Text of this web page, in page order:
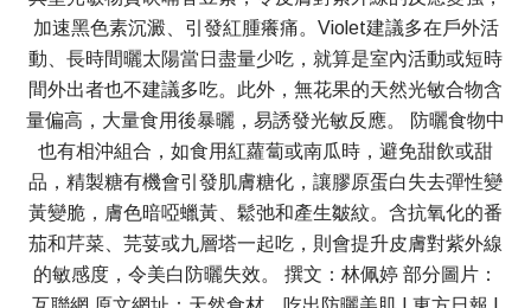
加速黑色素沉澱、引發紅腫癢痛。Violet建議多在戶外活
動、長時間曬太陽當日盡量少吃，就算是室內活動或短時
間外出者也不建議多吃。此外，無花果的天然光敏合物含
量偏高，大量食用後暴曬，易誘發光敏反應。 防曬食物中
也有相沖組合，如食用紅蘿蔔或南瓜時，避免甜飲或甜
品，精製糖有機會引發肌膚糖化，讓膠原蛋白失去彈性變
黃變脆，膚色暗啞蠟黃、鬆弛和產生皺紋。含抗氧化的番
茄和芹菜、芫荽或九層塔一起吃，則會提升皮膚對紫外線
的敏感度，令美白防曬失效。 撰文：林佩婷 部分圖片：